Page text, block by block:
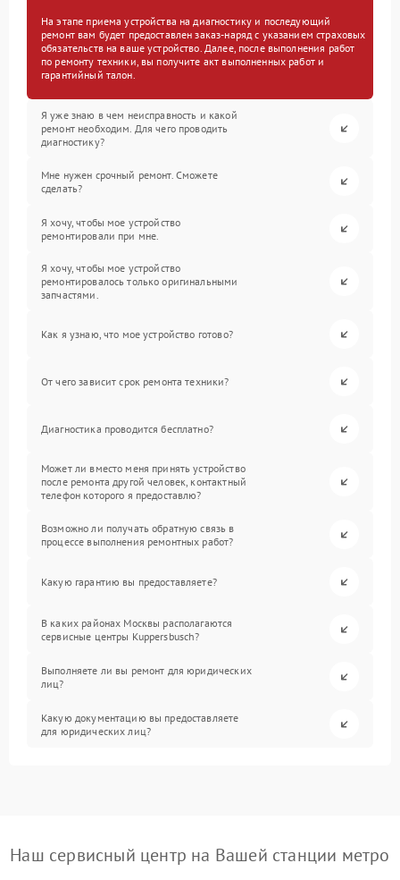
На этапе приема устройства на диагностику и последующий
ремонт вам будет предоставлен заказ-наряд с указанием страховых
обязательств на ваше устройство. Далее, после выполнения работ
по ремонту техники, вы получите акт выполненных работ и
гарантийный талон.
Я уже знаю в чем неисправность и какой
ремонт необходим. Для чего проводить
диагностику?
Мне нужен срочный ремонт. Сможете
сделать?
Я хочу, чтобы мое устройство
ремонтировали при мне.
Я хочу, чтобы мое устройство
ремонтировалось только оригинальными
запчастями.
Как я узнаю, что мое устройство готово?
От чего зависит срок ремонта техники?
Диагностика проводится бесплатно?
Может ли вместо меня принять устройство
после ремонта другой человек, контактный
телефон которого я предоставлю?
Возможно ли получать обратную связь в
процессе выполнения ремонтных работ?
Какую гарантию вы предоставляете?
В каких районах Москвы располагаются
сервисные центры Kuppersbusch?
Выполняете ли вы ремонт для юридических
лиц?
Какую документацию вы предоставляете
для юридических лиц?
Наш сервисный центр на Вашей станции метро